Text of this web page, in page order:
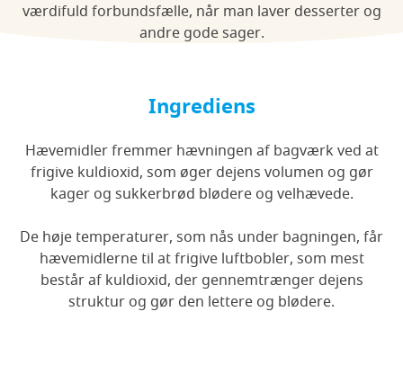
værdifuld forbundsfælle, når man laver desserter og
andre gode sager.
Ingrediens
Hævemidler fremmer hævningen af bagværk ved at
frigive kuldioxid, som øger dejens volumen og gør
kager og sukkerbrød blødere og velhævede.
De høje temperaturer, som nås under bagningen, får
hævemidlerne til at frigive luftbobler, som mest
består af kuldioxid, der gennemtrænger dejens
struktur og gør den lettere og blødere.